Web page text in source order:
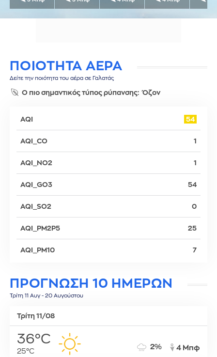
ΠΟΙΟΤΗΤΑ ΑΕΡΑ
Δείτε την ποιότητα του αέρα σε Γαλατάς
Ο πιο σημαντικός τύπος ρύπανσης: Όζον
AQI 54
AQI_CO 1
AQI_NO2 1
AQI_GO3 54
AQI_SO2 0
AQI_PM2P5 25
AQI_PM10 7
ΠΡΟΓΝΩΣΗ 10 ΗΜΕΡΩΝ
Τρίτη 11 Αυγ - 20 Αυγούστου
Τρίτη 11/08
36°C
25°C
2% 4 Μπφ